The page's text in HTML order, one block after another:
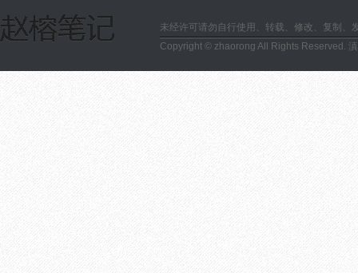
未经许可请勿自行使用、转载、修改、复制
Copyright © zhaorong All Rights Reserved.